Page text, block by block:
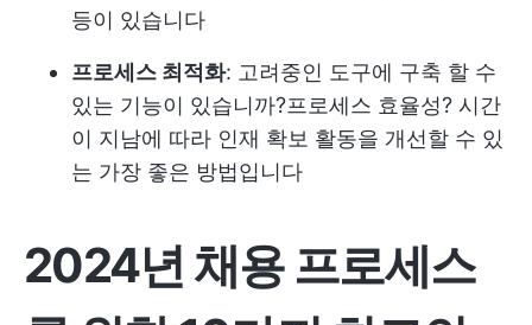
등이 있습니다
프로세스 최적화: 고려중인 도구에 구축 할 수
있는 기능이 있습니까?프로세스 효율성? 시간
이 지남에 따라 인재 확보 활동을 개선할 수 있
는 가장 좋은 방법입니다
2024년 채용 프로세스